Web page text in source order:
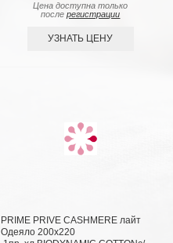
Цена доступна только
послерегистрации
УЗНАТЬ ЦЕНУ
PRIME PRIVE CASHMERE лайт
Одеяло 200х220